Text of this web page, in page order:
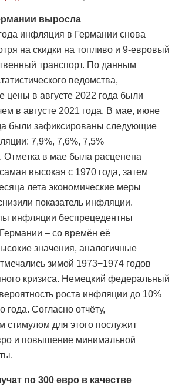
выросла
инфляция в Германии снова
на скидки на топливо и 9-евровый
транспорт. По данным
ведомства,
цены в августе 2022 года были
в августе 2021 года. В мае, июне
были зафиксированы следующие
7,9%, 7,6%, 7,5%
Отметка в мае была расценена
высокая с 1970 года, затем
лета экономические меры
показатель инфляции.
инфляции беспрецедентны
– со времён её
значения, аналогичные
зимой 1973−1974 годов
кризиса. Немецкий федеральный
роста инфляции до 10%
года. Согласно отчёту,
стимулом для этого послужит
и повышение минимальной
по 300 евро в качестве